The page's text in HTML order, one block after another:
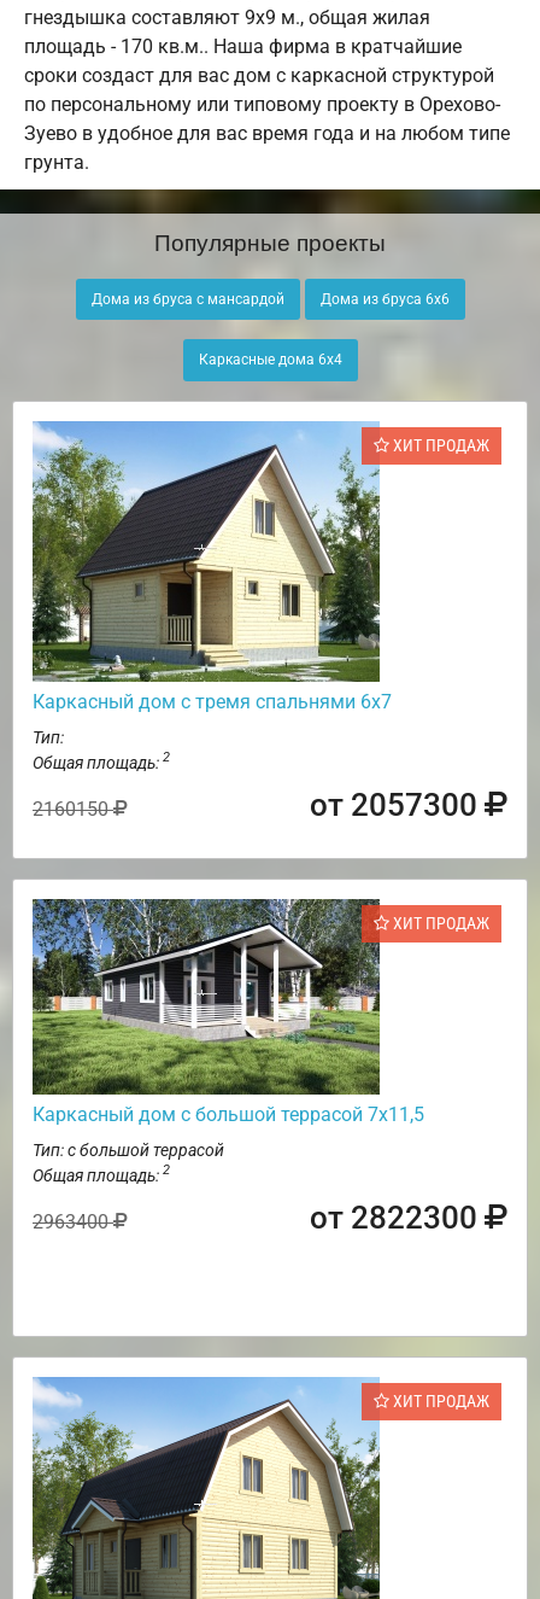
гнездышка составляют 9х9 м., общая жилая
площадь - 170 кв.м.. Наша фирма в кратчайшие
сроки создаст для вас дом с каркасной структурой
по персональному или типовому проекту в Орехово-
Зуево в удобное для вас время года и на любом типе
грунта.
Популярные проекты
Дома из бруса с мансардой Дома из бруса 6х6
Каркасные дома 6х4
ХИТ ПРОДАЖ
Каркасный дом с тремя спальнями 6х7
Тип:
Общая площадь: 2
2160150 от 2057300
ХИТ ПРОДАЖ
Каркасный дом с большой террасой 7х11,5
Тип: с большой террасой
Общая площадь: 2
2963400 от 2822300
ХИТ ПРОДАЖ